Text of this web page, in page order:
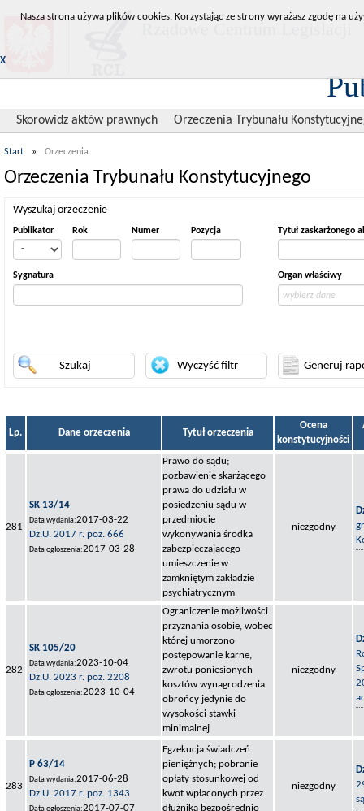
Skorowidz aktów prawnych Orzeczenia Trybunału
Start » Orzeczenia
Orzeczenia Trybunału Konstytucyjnego
Wyszukaj orzeczenie
Publikator Rok Numer Pozycja Tytuł zaskarżonego
Sygnatura Organ właściwy
wybierz dane
Lp. Dane orzeczenia Tytuł orzeczenia
Ocena
konstytucyjności
281
SK 13/14
Data wydania:2017-03-22
Dz.U. 2017 r. poz. 666
Data ogłoszenia:2017-03-28
Prawo do sądu;
pozbawienie skarżącego
prawa do udziału w
posiedzeniu sądu w
przedmiocie
wykonywania środka
zabezpieczającego -
umieszczenie w
zamkniętym zakładzie
psychiatrycznym
niezgodny
282
SK 105/20
Data wydania:2023-10-04
Dz.U. 2023 r. poz. 2208
Data ogłoszenia:2023-10-04
Ograniczenie możliwości
przyznania osobie, wobec
której umorzono
postępowanie karne,
zwrotu poniesionych
kosztów wynagrodzenia
obrońcy jedynie do
wysokości stawki
minimalnej
niezgodny
283
P 63/14
Data wydania:2017-06-28
Dz.U. 2017 r. poz. 1343
2017-07-07
Egzekucja świadczeń
pieniężnych; pobranie
opłaty stosunkowej od
kwot wpłaconych przez
dłużnika bezpośrednio
niezgodny
Nasza strona używa plików cookies. Korzystając ze strony wyrażasz zgodę na
X